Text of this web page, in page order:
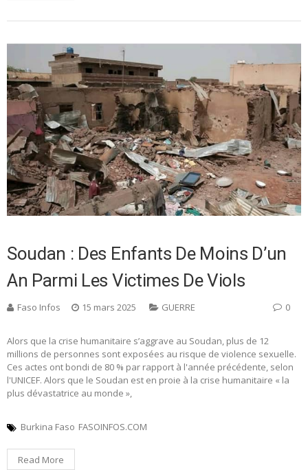
Soudan : Des Enfants De Moins D’un
An Parmi Les Victimes De Viols
Faso Infos 15 mars 2025 GUERRE 0
Alors que la crise humanitaire s’aggrave au Soudan, plus de 12
millions de personnes sont exposées au risque de violence sexuelle.
Ces actes ont bondi de 80 % par rapport à l'année précédente, selon
l'UNICEF. Alors que le Soudan est en proie à la crise humanitaire « la
plus dévastatrice au monde »,
Burkina Faso FASOINFOS.COM
Read More